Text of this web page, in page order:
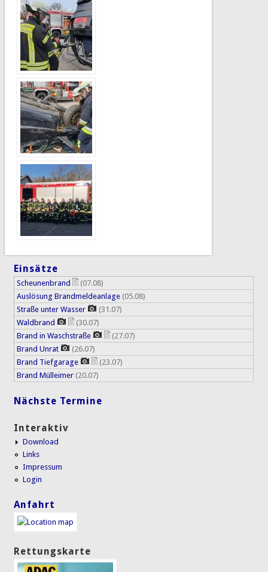
Einsätze
Scheunenbrand
(07.08)
Auslösung Brandmeldeanlage (05.08)
Straße unter Wasser
(31.07)
Waldbrand
(30.07)
Brand in Waschstraße
(27.07)
Brand Unrat
(26.07)
Brand Tiefgarage
(23.07)
Brand Mülleimer (20.07)
Nächste Termine
Interaktiv
Download
Links
Impressum
Login
Anfahrt
Rettungskarte